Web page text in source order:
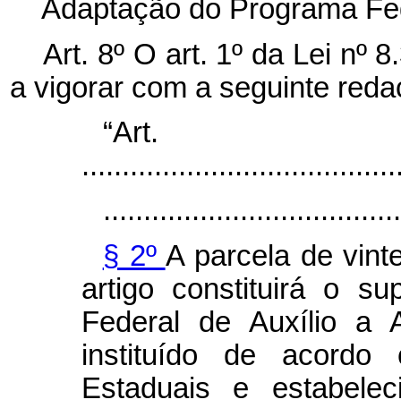
Adaptação do Programa
Art. 8º O art. 1º da Lei nº
a vigorar com a seguinte
§ 2º A parcela de
artigo constituirá o
Federal de Auxílio a
instituído de acordo
Estaduais e